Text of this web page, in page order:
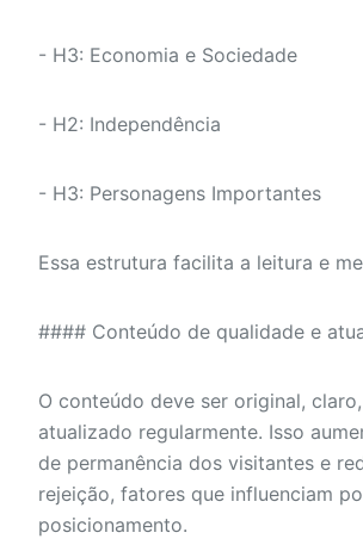
- H3: Economia e Sociedade
- H2: Independência
- H3: Personagens Importantes
Essa estrutura facilita a leitura e
#### Conteúdo de qualidade e
O conteúdo deve ser original,
atualizado regularmente. Isso
de permanência dos visitantes e
rejeição, fatores que influenciam
posicionamento.